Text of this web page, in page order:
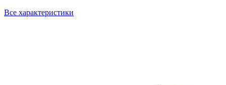
Все характеристики